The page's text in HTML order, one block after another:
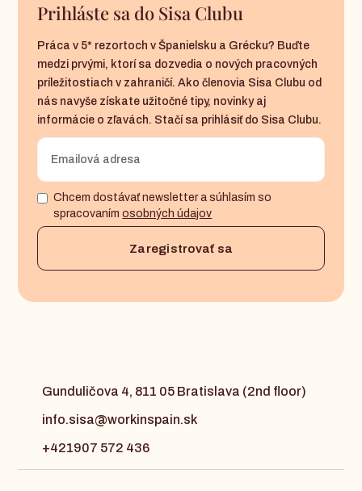
Prihláste sa do Sisa Clubu
Práca v 5* rezortoch v Španielsku a Grécku? Buďte
medzi prvými, ktorí sa dozvedia o nových pracovných
príležitostiach v zahraničí. Ako členovia Sisa Clubu od
nás navyše získate užitočné tipy, novinky aj
informácie o zľavách. Stačí sa prihlásiť do Sisa Clubu.
Chcem dostávať newsletter a súhlasím so
spracovanímosobných údajov
Gunduličova 4, 811 05 Bratislava (2nd floor)
info.sisa@workinspain.sk
+421907 572 436